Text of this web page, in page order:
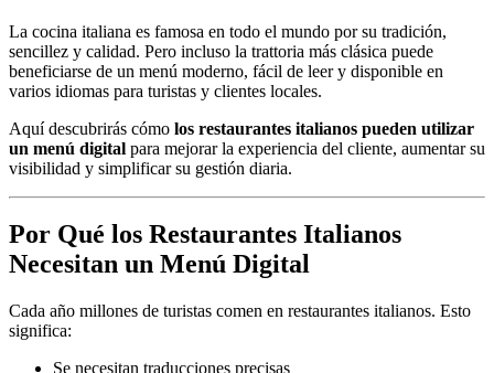
La cocina italiana es famosa en todo el mundo por su tradición,
sencillez y calidad. Pero incluso la trattoria más clásica puede
beneficiarse de un menú moderno, fácil de leer y disponible en
varios idiomas para turistas y clientes locales.
Aquí descubrirás cómo los restaurantes italianos pueden utilizar
un menú digital para mejorar la experiencia del cliente, aumentar su
visibilidad y simplificar su gestión diaria.
Por Qué los Restaurantes Italianos
Necesitan un Menú Digital
Cada año millones de turistas comen en restaurantes italianos. Esto
significa:
Se necesitan traducciones precisas